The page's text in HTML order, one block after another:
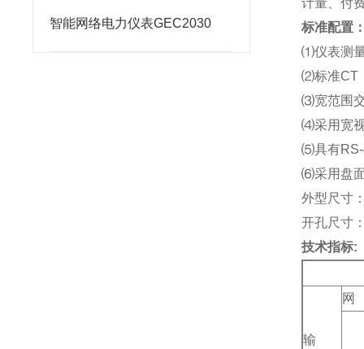
智能网络电力仪表GEC2030
计量、付
标准配置
⑴仪表测
⑵标准CT
⑶宽范围
⑷采用宽
⑸具有
⑹采用盘
外型尺寸
开孔尺寸
技术指标:
输
网